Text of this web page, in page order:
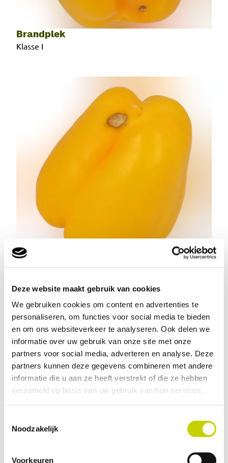
Deze website maakt gebruik van cookies
We gebruiken cookies om content en advertenties te
personaliseren, om functies voor social media te bieden
en om ons websiteverkeer te analyseren. Ook delen we
informatie over uw gebruik van onze site met onze
partners voor social media, adverteren en analyse. Deze
partners kunnen deze gegevens combineren met andere
informatie die u aan ze heeft verstrekt of die ze hebben
verzameld op basis van uw gebruik van hun services.
Noodzakelijk
Voorkeuren
Brandplek
Klasse I
Klasse II